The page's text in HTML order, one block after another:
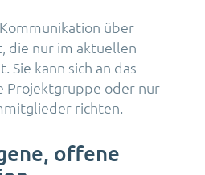
über
die nur im aktuellen
Sie kann sich an das
Projektgruppe oder nur
richten.
offene